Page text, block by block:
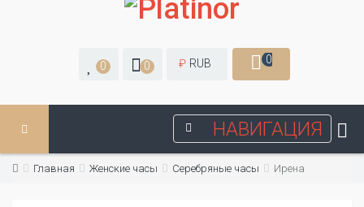
0 0 ₽ RUB 0
НАВИГАЦИЯ
Главная Женские часы Серебряные часы Ирена